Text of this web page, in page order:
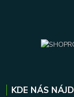
KDE NÁS